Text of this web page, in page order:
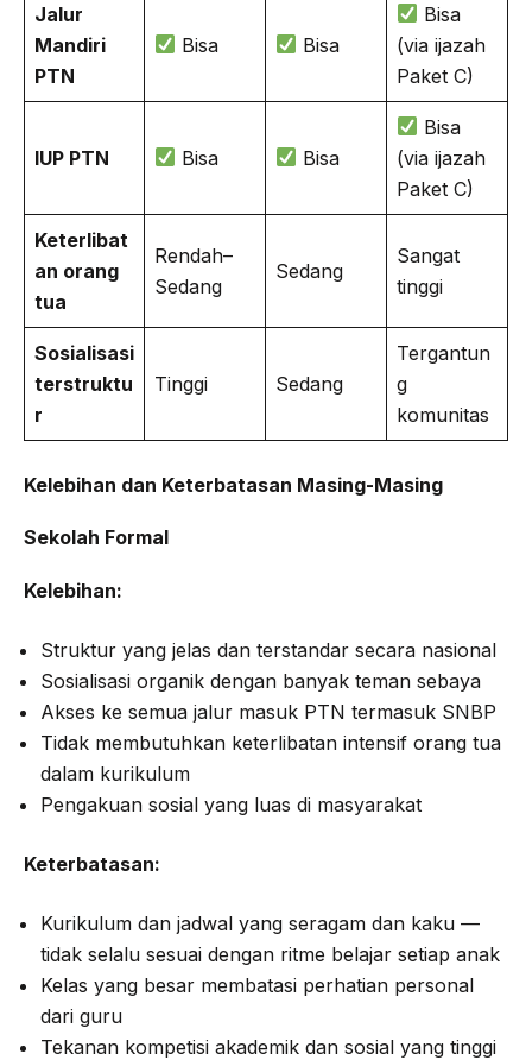
Jalur
Mandiri
PTN
Bisa Bisa
Bisa
(via ijazah
Paket C)
IUP PTN Bisa Bisa
Bisa
(via ijazah
Paket C)
Keterlibat
an orang
tua
Rendah–
Sedang
Sedang
Sangat
tinggi
Sosialisasi
terstruktu
r
Tinggi Sedang
Tergantun
g
komunitas
Kelebihan dan Keterbatasan Masing-Masing
Sekolah Formal
Kelebihan:
Struktur yang jelas dan terstandar secara nasional
Sosialisasi organik dengan banyak teman sebaya
Akses ke semua jalur masuk PTN termasuk SNBP
Tidak membutuhkan keterlibatan intensif orang tua
dalam kurikulum
Pengakuan sosial yang luas di masyarakat
Keterbatasan:
Kurikulum dan jadwal yang seragam dan kaku —
tidak selalu sesuai dengan ritme belajar setiap anak
Kelas yang besar membatasi perhatian personal
dari guru
Tekanan kompetisi akademik dan sosial yang tinggi